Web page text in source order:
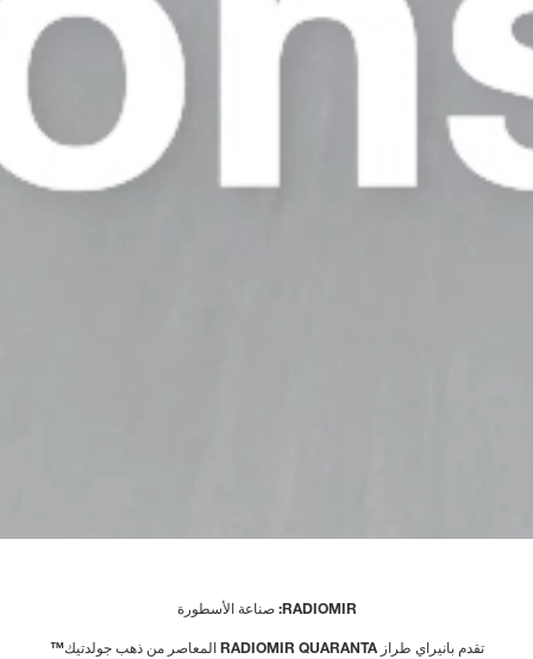
0%
0%
RADIOMIR: صناعة الأسطورة
تقدم بانيراي طراز RADIOMIR QUARANTA المعاصر من ذهب جولدتيك™